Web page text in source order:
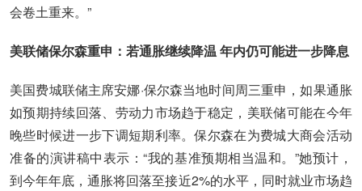
会卷土重来。”
美联储保尔森重申：若通胀继续降温 年内仍可能进一步降息
美国费城联储主席安娜·保尔森当地时间周三重申，如果通胀
如预期持续回落、劳动力市场趋于稳定，美联储可能在今年
晚些时候进一步下调短期利率。保尔森在为费城大商会活动
准备的演讲稿中表示：“我的基准预期相当温和。”她预计，
到今年年底，通胀将回落至接近2%的水平，同时就业市场趋